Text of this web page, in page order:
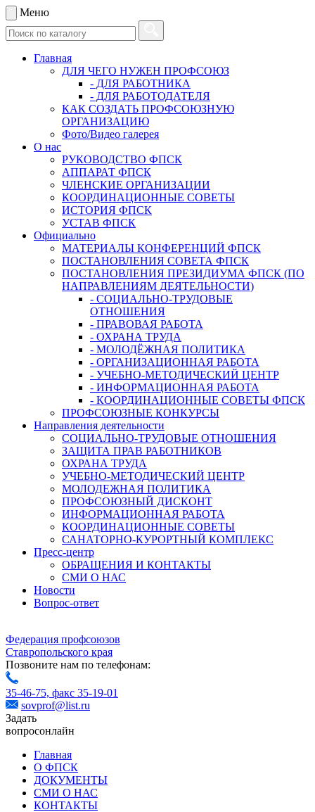
Меню
Главная
ДЛЯ ЧЕГО НУЖЕН ПРОФСОЮЗ
- ДЛЯ РАБОТНИКА
- ДЛЯ РАБОТОДАТЕЛЯ
КАК СОЗДАТЬ ПРОФСОЮЗНУЮ
ОРГАНИЗАЦИЮ
Фото/Видео галерея
О нас
РУКОВОДСТВО ФПСК
АППАРАТ ФПСК
ЧЛЕНСКИЕ ОРГАНИЗАЦИИ
КООРДИНАЦИОННЫЕ СОВЕТЫ
ИСТОРИЯ ФПСК
УСТАВ ФПСК
Официально
МАТЕРИАЛЫ КОНФЕРЕНЦИЙ ФПСК
ПОСТАНОВЛЕНИЯ СОВЕТА ФПСК
ПОСТАНОВЛЕНИЯ ПРЕЗИДИУМА ФПСК (ПО
НАПРАВЛЕНИЯМ ДЕЯТЕЛЬНОСТИ)
- СОЦИАЛЬНО-ТРУДОВЫЕ
ОТНОШЕНИЯ
- ПРАВОВАЯ РАБОТА
- ОХРАНА ТРУДА
- МОЛОДЁЖНАЯ ПОЛИТИКА
- ОРГАНИЗАЦИОННАЯ РАБОТА
- УЧЕБНО-МЕТОДИЧЕСКИЙ ЦЕНТР
- ИНФОРМАЦИОННАЯ РАБОТА
- КООРДИНАЦИОННЫЕ СОВЕТЫ ФПСК
ПРОФСОЮЗНЫЕ КОНКУРСЫ
Направления деятельности
СОЦИАЛЬНО-ТРУДОВЫЕ ОТНОШЕНИЯ
ЗАЩИТА ПРАВ РАБОТНИКОВ
ОХРАНА ТРУДА
УЧЕБНО-МЕТОДИЧЕСКИЙ ЦЕНТР
МОЛОДЕЖНАЯ ПОЛИТИКА
ПРОФСОЮЗНЫЙ ДИСКОНТ
ИНФОРМАЦИОННАЯ РАБОТА
КООРДИНАЦИОННЫЕ СОВЕТЫ
САНАТОРНО-КУРОРТНЫЙ КОМПЛЕКС
Пресс-центр
ОБРАЩЕНИЯ И КОНТАКТЫ
СМИ О НАС
Новости
Вопрос-ответ
Федерация профсоюзов
Ставропольского края
Позвоните нам по телефонам:
35-46-75, факс 35-19-01
sovprof@list.ru
Задать
вопросонлайн
Главная
О ФПСК
ДОКУМЕНТЫ
СМИ О НАС
КОНТАКТЫ